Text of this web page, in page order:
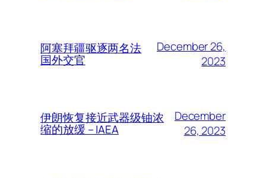
阿塞拜疆驱逐两名法
国外交官
December 26,
2023
伊朗恢复接近武器级铀浓
缩的放缓 – IAEA
December
26, 2023